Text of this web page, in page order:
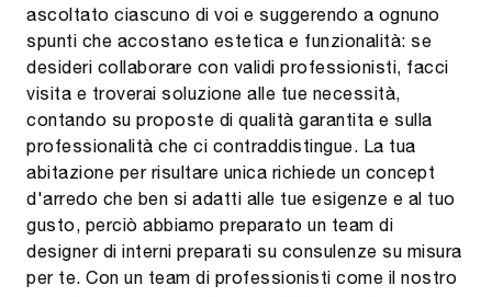
ascoltato ciascuno di voi e suggerendo a ognuno
spunti che accostano estetica e funzionalità: se
desideri collaborare con validi professionisti, facci
visita e troverai soluzione alle tue necessità,
contando su proposte di qualità garantita e sulla
professionalità che ci contraddistingue. La tua
abitazione per risultare unica richiede un concept
d'arredo che ben si adatti alle tue esigenze e al tuo
gusto, perciò abbiamo preparato un team di
designer di interni preparati su consulenze su misura
per te. Con un team di professionisti come il nostro